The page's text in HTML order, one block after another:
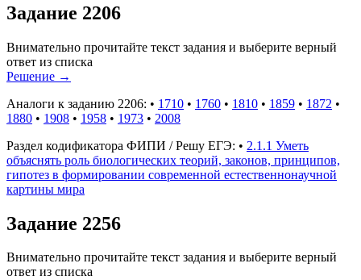
Задание 2206
Внимательно прочитайте текст задания и выберите верный
ответ из списка
Решение →
Аналоги к заданию 2206: • 1710 • 1760 • 1810 • 1859 • 1872 •
1880 • 1908 • 1958 • 1973 • 2008
Раздел кодификатора ФИПИ / Решу ЕГЭ: • 2.1.1 Уметь
объяснять роль биологических теорий, законов, принципов,
гипотез в формировании современной естественнонаучной
картины мира
Задание 2256
Внимательно прочитайте текст задания и выберите верный
ответ из списка